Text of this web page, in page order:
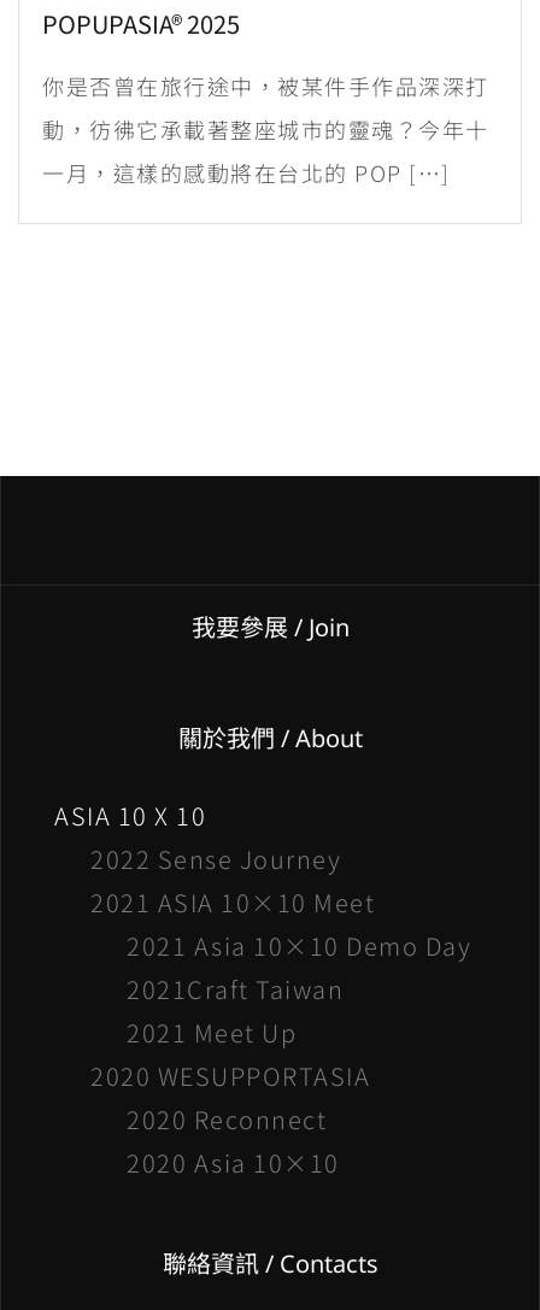
POPUPASIA® 2025
你是否曾在旅行途中，被某件手作品深深打
動，彷彿它承載著整座城市的靈魂？今年十
一月，這樣的感動將在台北的 POP […]
我要參展 / Join
關於我們 / About
ASIA 10 X 10
2022 Sense Journey
2021 ASIA 10×10 Meet
2021 Asia 10×10 Demo Day
2021Craft Taiwan
2021 Meet Up
2020 WESUPPORTASIA
2020 Reconnect
2020 Asia 10×10
聯絡資訊 / Contacts